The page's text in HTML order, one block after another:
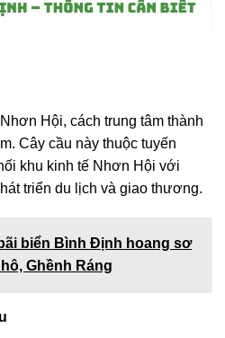
Hội, cách trung tâm thành
Cây cầu này thuộc tuyến
khu kinh tế Nhơn Hội với
triển du lịch và giao thương.
biển Bình Định hoang sơ
Ghềnh Ráng